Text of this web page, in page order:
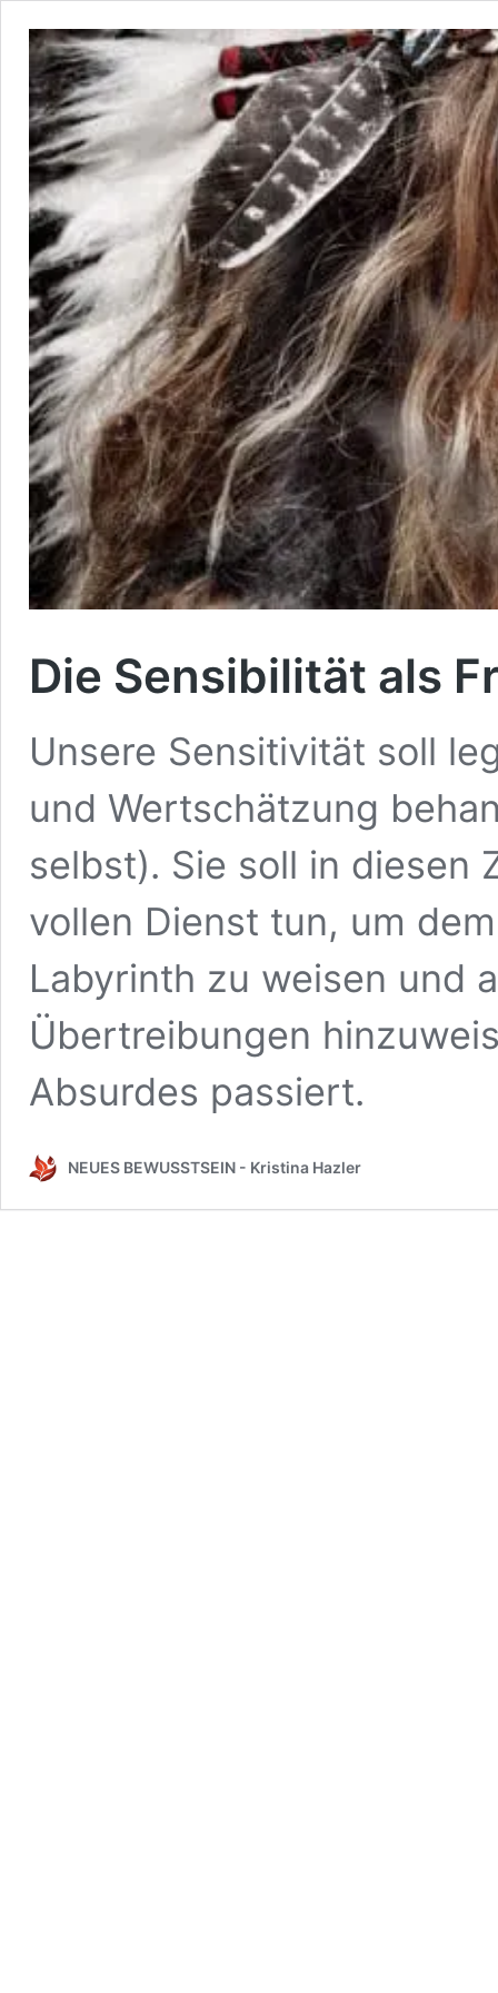
Die Sensibilität als
Unsere Sensitivität soll
und Wertschätzung
selbst). Sie soll in diesen
vollen Dienst tun, um
Labyrinth zu weisen und
Übertreibungen
Absurdes passiert.
NEUES BEWUSSTSEIN - Kristina Hazler